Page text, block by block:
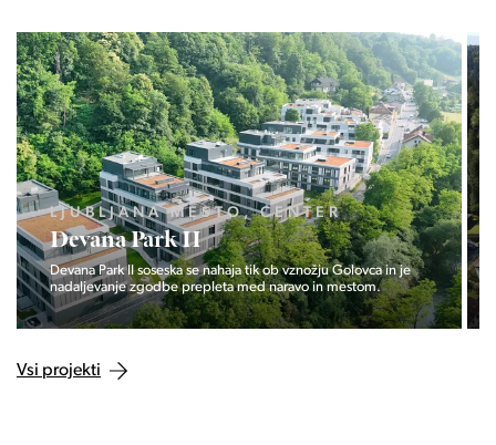
LJUBLJANA MESTO, ŠIŠKA, KOSEZE
Pod hribom
Projekt Pod hribom se je pričela gradnja eni izmed najbolj
zaželeni lokaciji v Ljubljani.
Vsi projekti